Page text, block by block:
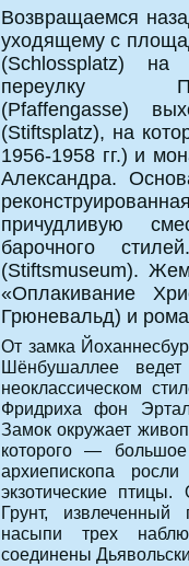
Возвращаемся
уходящему с
(Schlossplatz) на
переулку
(Pfaffengasse)
(Stiftsplatz), на
1956-1958 гг.) и
Александра.
причудливую
барочного
(Stiftsmuseum).
«Оплакивание
Грюневальд) и
От замка
Шёнбушаллее
неоклассическом
Фридриха фон
Замок окружает
которого —
архиепископа
экзотические птицы.
Грунт,
насыпи трех
соединены